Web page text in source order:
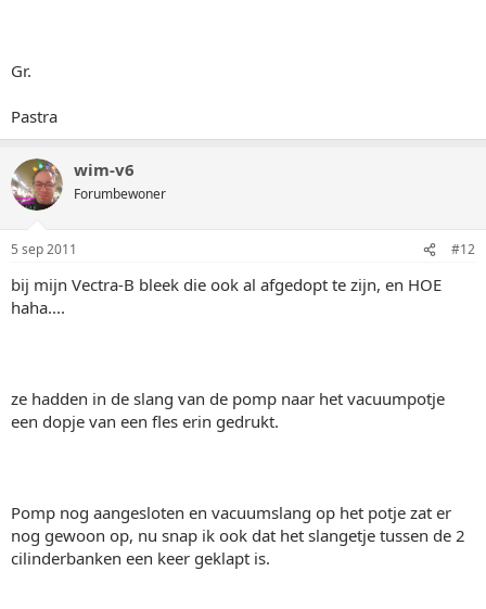
Gr.
Pastra
wim-v6
Forumbewoner
5 sep 2011 #12
bij mijn Vectra-B bleek die ook al afgedopt te zijn, en HOE
haha....
ze hadden in de slang van de pomp naar het vacuumpotje
een dopje van een fles erin gedrukt.
Pomp nog aangesloten en vacuumslang op het potje zat er
nog gewoon op, nu snap ik ook dat het slangetje tussen de 2
cilinderbanken een keer geklapt is.